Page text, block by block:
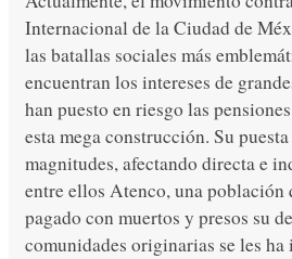
Internacional de la Ciudad de
las batallas sociales más
encuentran los intereses de
han puesto en riesgo las
esta mega construcción. Su
magnitudes, afectando directa e
entre ellos Atenco, una población
pagado con muertos y presos su
comunidades originarias se les